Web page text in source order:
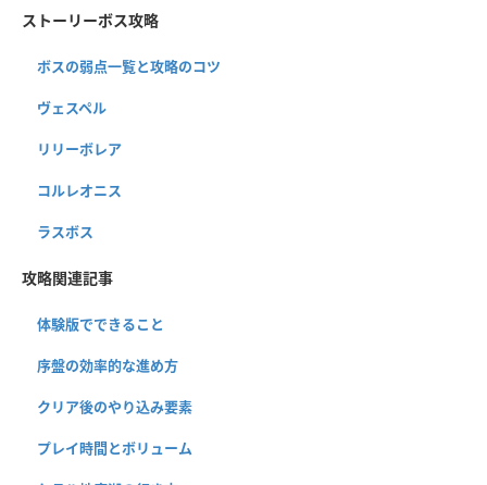
ストーリーボス攻略
ボスの弱点一覧と攻略のコツ
ヴェスペル
リリーボレア
コルレオニス
ラスボス
攻略関連記事
体験版でできること
序盤の効率的な進め方
クリア後のやり込み要素
プレイ時間とボリューム